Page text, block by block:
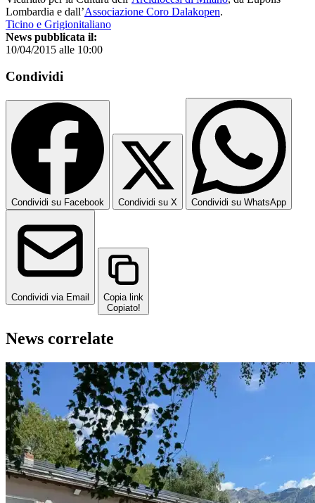
Lombardia e dall’Associazione Coro Dalakopen.
Ticino e Grigionitaliano
News pubblicata il:
10/04/2015 alle 10:00
Condividi
Condividi su Facebook Condividi su X Condividi su WhatsApp
Condividi via Email
Copia link
Copiato!
News correlate